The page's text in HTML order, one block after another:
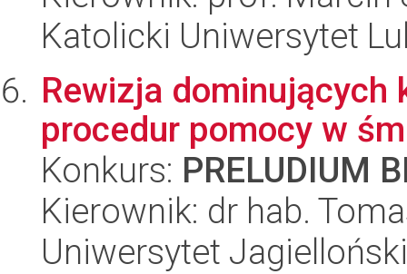
Katolicki Uniwersytet
Rewizja
procedur pomocy w
Konkurs: PRELUDIUM
Kierownik: dr hab.
Uniwersytet